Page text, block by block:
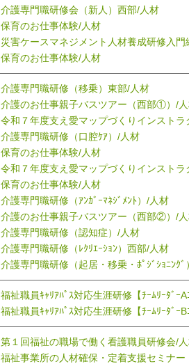
介護専門職研修会（新人）西部/人材
保育のお仕事体験/人材
災害ケースマネジメント人材養成研修入
保育のお仕事体験/人材
介護専門職研修（移乗）東部/人材
介護のお仕事親子バスツアー（西部①）/
令和７年度支え愛マップづくりインスト
介護専門職研修（口腔ｹｱ）/人材
保育のお仕事体験/人材
令和７年度支え愛マップづくりインスト
保育のお仕事体験/人材
介護専門職研修（ｱﾝｶﾞｰﾏﾈｼﾞﾒﾝﾄ）/人材
介護のお仕事親子バスツアー（西部②）/
介護専門職研修（認知症）/人材
介護専門職研修（ﾚｸﾘｴｰｼｮﾝ）西部/人材
介護専門職研修（起居・移乗・ﾎﾟｼﾞｼｮﾆﾝｸ
福祉職員ｷｬﾘｱﾊﾟｽ対応生涯研修【ﾁｰﾑﾘｰﾀﾞ
福祉職員ｷｬﾘｱﾊﾟｽ対応生涯研修【ﾁｰﾑﾘｰﾀﾞ
第１回福祉の職場で働く看護職員研修会/
福祉事業所の人材確保・定着支援セミナ